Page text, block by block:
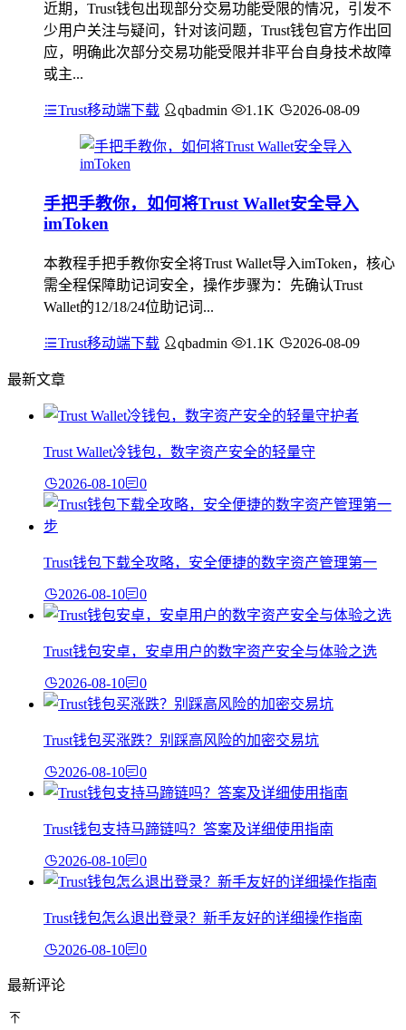
近期，Trust钱包出现部分交易功能受限的情况，引发不
少用户关注与疑问，针对该问题，Trust钱包官方作出回
应，明确此次部分交易功能受限并非平台自身技术故障
或主...
Trust移动端下载 qbadmin 1.1K 2026-08-09
手把手教你，如何将Trust Wallet安全导入
imToken
本教程手把手教你安全将Trust Wallet导入imToken，核心
需全程保障助记词安全，操作步骤为：先确认Trust
Wallet的12/18/24位助记词...
Trust移动端下载 qbadmin 1.1K 2026-08-09
最新文章
Trust Wallet冷钱包，数字资产安全的轻量守
2026-08-10 0
Trust钱包下载全攻略，安全便捷的数字资产管理第一
2026-08-10 0
Trust钱包安卓，安卓用户的数字资产安全与体验之选
2026-08-10 0
Trust钱包买涨跌？别踩高风险的加密交易坑
2026-08-10 0
Trust钱包支持马蹄链吗？答案及详细使用指南
2026-08-10 0
Trust钱包怎么退出登录？新手友好的详细操作指南
2026-08-10 0
最新评论